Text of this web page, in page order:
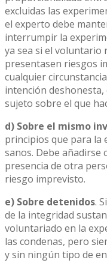
excluidas las
el experto debe
interrumpir la
ya sea si el voluntario
presentasen riesgos
cualquier
intención
sujeto sobre el que
d) Sobre el mismo
principios que para
sanos. Debe añadirse
presencia de otra
riesgo imprevisto.
e) Sobre detenidos.
de la integridad
voluntariado en la
las condenas, pero
y sin ningún tipo de